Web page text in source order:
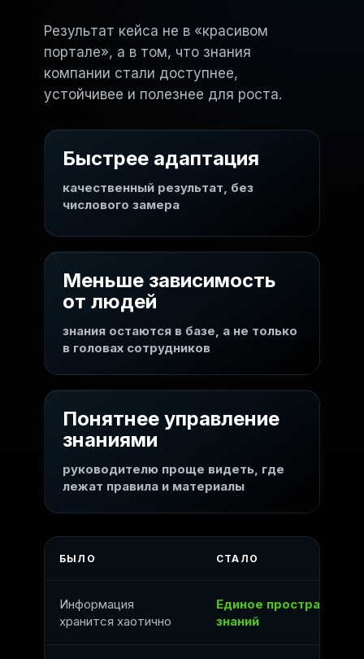
Результат кейса не в «красивом
портале», а в том, что знания
компании стали доступнее,
устойчивее и полезнее для роста.
Быстрее адаптация
качественный результат, без
числового замера
Меньше зависимость
от людей
знания остаются в базе, а не только
в головах сотрудников
Понятнее управление
знаниями
руководителю проще видеть, где
лежат правила и материалы
БЫЛО СТАЛО
Информация
хранится хаотично
Единое пространство
знаний